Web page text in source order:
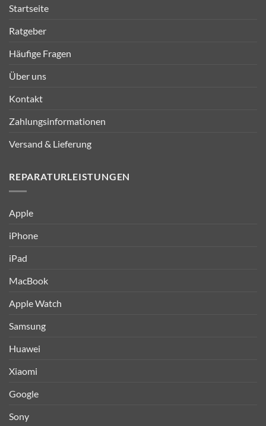
Startseite
Ratgeber
Häufige Fragen
Über uns
Kontakt
Zahlungsinformationen
Versand & Lieferung
REPARATURLEISTUNGEN
Apple
iPhone
iPad
MacBook
Apple Watch
Samsung
Huawei
Xiaomi
Google
Sony